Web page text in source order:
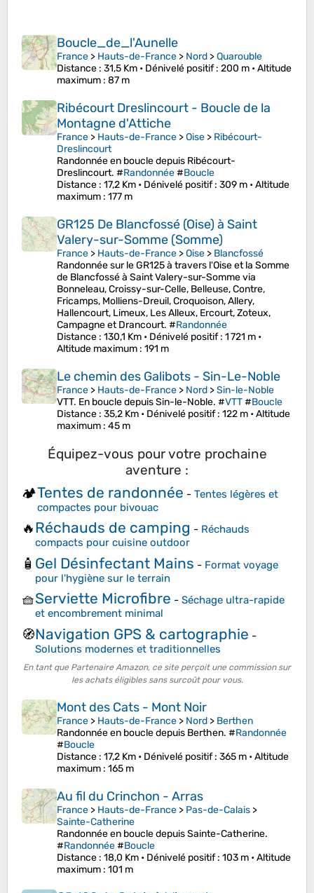
Boucle_de_l'Aunelle
France > Hauts-de-France > Nord >Quarouble
Distance : 31,5 Km • Dénivelé positif: 200 m •Altitude
maximum : 87 m
Ribécourt Dreslincourt - Boucle de la
Montagne d'Attiche
France > Hauts-de-France >Oise > Ribécourt-
Dreslincourt
Randonnée en boucle depuis Ribécourt-
Dreslincourt. #Randonnée#Boucle
Distance : 17,2 Km • Dénivelé positif: 309 m •Altitude
maximum : 177 m
GR125 De Blancfossé (Oise) à Saint
Valery-sur-Somme (Somme)
France > Hauts-de-France >Oise > Blancfossé
Randonnée sur le GR125 à travers l'Oise et la Somme
de Blancfossé à Saint Valery-sur-Somme via
Bonneleau, Croissy-sur-Celle, Belleuse, Contre,
Fricamps, Molliens-Dreuil, Croquoison, Allery,
Hallencourt, Limeux, Les Alleux, Ercourt, Zoteux,
Campagne et Drancourt. #Randonnée
Distance : 130,1 Km • Dénivelé positif: 1 721 m •
Altitude maximum : 191 m
Le chemin des Galibots - Sin-Le-Noble
France > Hauts-de-France > Nord >Sin-le-Noble
VTT. En boucle depuis Sin-le-Noble. #VTT#Boucle
Distance : 35,2 Km • Dénivelé positif: 122 m •Altitude
maximum : 45 m
Équipez-vous pour votre prochaine
aventure :
🏕️Tentes de randonnée - Tentes légères et
compactes pour bivouac
🔥Réchauds de camping - Réchauds
compacts pour cuisine outdoor
🧴 Gel Désinfectant Mains - Format voyage
pour l'hygiène sur le terrain
🧺Serviette Microfibre - Séchage ultra-rapide
et encombrement minimal
🧭Navigation GPS & cartographie -
Solutions modernes et traditionnelles
En tant que Partenaire Amazon, ce site perçoit une commission sur
les achats éligibles sans surcoût pour vous.
Mont des Cats - Mont Noir
France > Hauts-de-France > Nord > Berthen
Randonnée en boucle depuis Berthen. #Randonnée
#Boucle
Distance : 17,2 Km • Dénivelé positif: 365 m •Altitude
maximum : 165 m
Au fil du Crinchon - Arras
France > Hauts-de-France > Pas-de-Calais >
Sainte-Catherine
Randonnée en boucle depuis Sainte-Catherine.
#Randonnée#Boucle
Distance : 18,0 Km • Dénivelé positif: 103 m •Altitude
maximum : 101 m